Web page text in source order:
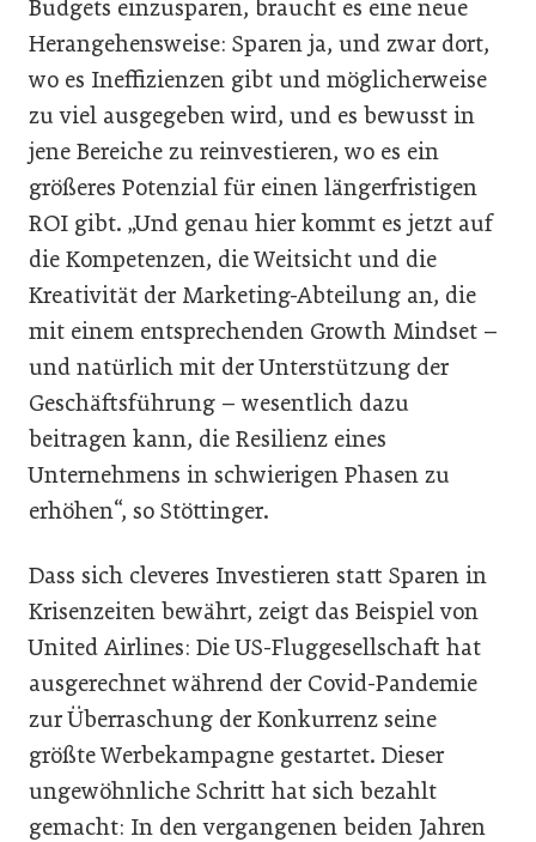
Budgets einzusparen, braucht es eine neue
Herangehensweise: Sparen ja, und zwar dort,
wo es Ineffizienzen gibt und möglicherweise
zu viel ausgegeben wird, und es bewusst in
jene Bereiche zu reinvestieren, wo es ein
größeres Potenzial für einen längerfristigen
ROI gibt. „Und genau hier kommt es jetzt auf
die Kompetenzen, die Weitsicht und die
Kreativität der Marketing-Abteilung an, die
mit einem entsprechenden Growth Mindset –
und natürlich mit der Unterstützung der
Geschäftsführung – wesentlich dazu
beitragen kann, die Resilienz eines
Unternehmens in schwierigen Phasen zu
erhöhen“, so Stöttinger.
Dass sich cleveres Investieren statt Sparen in
Krisenzeiten bewährt, zeigt das Beispiel von
United Airlines: Die US-Fluggesellschaft hat
ausgerechnet während der Covid-Pandemie
zur Überraschung der Konkurrenz seine
größte Werbekampagne gestartet. Dieser
ungewöhnliche Schritt hat sich bezahlt
gemacht: In den vergangenen beiden Jahren